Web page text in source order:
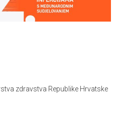
zdravstva Republike Hrvatske